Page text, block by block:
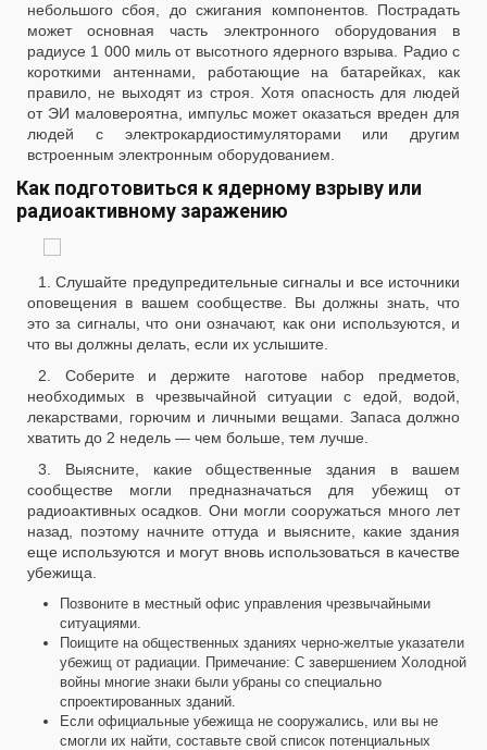
небольшого сбоя, до сжигания компонентов. Пострадать
может основная часть электронного оборудования в
радиусе 1 000 миль от высотного ядерного взрыва. Радио с
короткими антеннами, работающие на батарейках, как
правило, не выходят из строя. Хотя опасность для людей
от ЭИ маловероятна, импульс может оказаться вреден для
людей с электрокардиостимуляторами или другим
встроенным электронным оборудованием.
Как подготовиться к ядерному взрыву или
радиоактивному заражению
1. Слушайте предупредительные сигналы и все источники
оповещения в вашем сообществе. Вы должны знать, что
это за сигналы, что они означают, как они используются, и
что вы должны делать, если их услышите.
2. Соберите и держите наготове набор предметов,
необходимых в чрезвычайной ситуации с едой, водой,
лекарствами, горючим и личными вещами. Запаса должно
хватить до 2 недель — чем больше, тем лучше.
3. Выясните, какие общественные здания в вашем
сообществе могли предназначаться для убежищ от
радиоактивных осадков. Они могли сооружаться много лет
назад, поэтому начните оттуда и выясните, какие здания
еще используются и могут вновь использоваться в качестве
убежища.
Позвоните в местный офис управления чрезвычайными
ситуациями.
Поищите на общественных зданиях черно-желтые указатели
убежищ от радиации. Примечание: С завершением Холодной
войны многие знаки были убраны со специально
спроектированных зданий.
Если официальные убежища не сооружались, или вы не
смогли их найти, составьте свой список потенциальных